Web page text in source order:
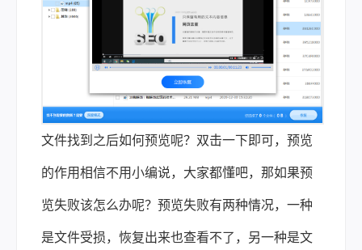
文件找到之后如何预览呢？双击一下即可，预览
的作用相信不用小编说，大家都懂吧，那如果预
览失败该怎么办呢？预览失败有两种情况，一种
是文件受损，恢复出来也查看不了，另一种是文